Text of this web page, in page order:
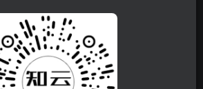
量级，支持 HTTP、FTP、BitTorrent
命令行下载工具。Aria2